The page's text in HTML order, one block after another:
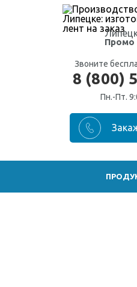
Промо
Звоните
8 (800)
Пн.-Пт.